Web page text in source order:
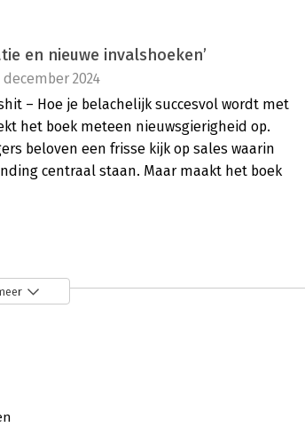
en nieuwe invalshoeken’
2024
– Hoe je belachelijk succesvol wordt met
het boek meteen nieuwsgierigheid op.
beloven een frisse kijk op sales waarin
centraal staan. Maar maakt het boek